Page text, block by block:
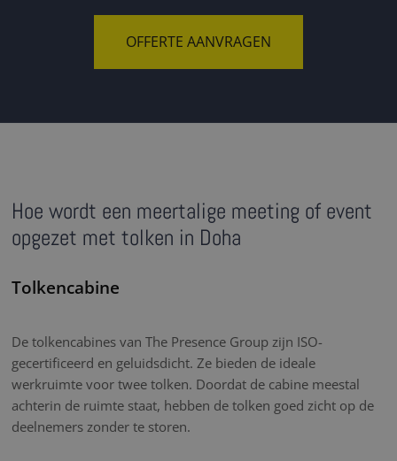
OFFERTE AANVRAGEN
Hoe wordt een meertalige meeting of event
opgezet met tolken in Doha
Tolkencabine
De tolkencabines van The Presence Group zijn ISO-
gecertificeerd en geluidsdicht. Ze bieden de ideale
werkruimte voor twee tolken. Doordat de cabine meestal
achterin de ruimte staat, hebben de tolken goed zicht op de
deelnemers zonder te storen.